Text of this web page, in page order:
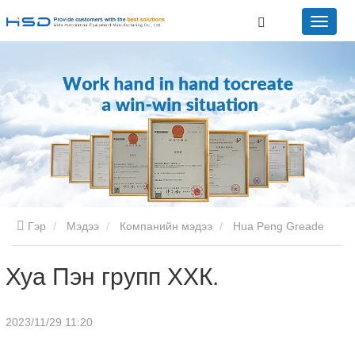
Гэр Мэдээ Компанийн мэдээ
Хуа Пэн групп ХХК.
2023/11/29 11:20